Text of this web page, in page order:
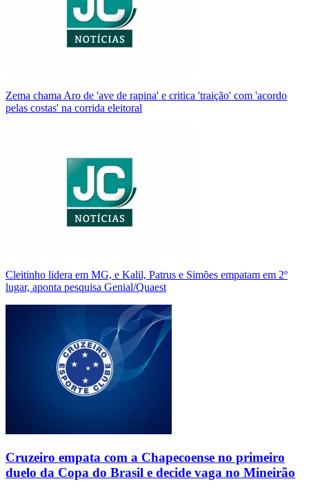
Zema chama Aro de 'ave de rapina' e critica 'traição' com 'acordo
pelas costas' na corrida eleitoral
Cleitinho lidera em MG, e Kalil, Patrus e Simões empatam em 2º
lugar, aponta pesquisa Genial/Quaest
Cruzeiro empata com a Chapecoense no primeiro
duelo da Copa do Brasil e decide vaga no Mineirão